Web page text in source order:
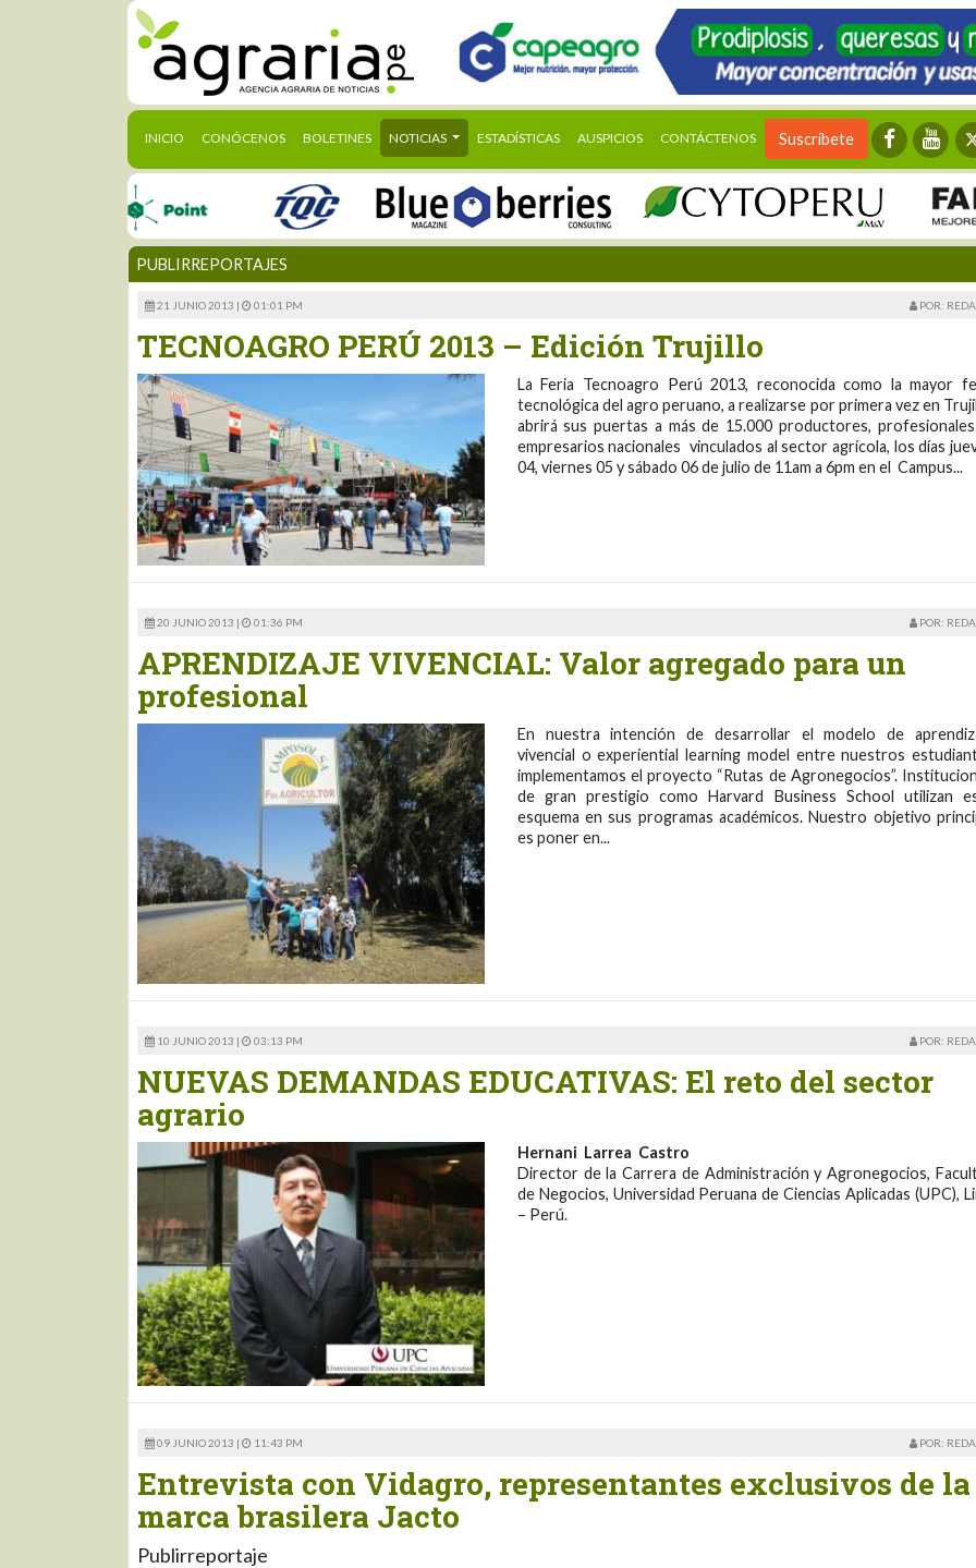
INICIO (CURRENT)
CONÓCENOS BOLETINES NOTICIAS ESTADÍSTICAS AUSPICIOS CONTÁCTENOS Suscríbete
PUBLIRREPORTAJES
21 JUNIO 2013 | 01:01 PM POR:
TECNOAGRO PERÚ 2013 – Edición Trujillo
La Feria Tecnoagro Perú 2013, reconocida como la mayor
tecnológica del agro peruano, a realizarse por primera vez en
abrirá sus puertas a más de 15.000 productores,
empresarios nacionales vinculados al sector agrícola, los días
04, viernes 05 y sábado 06 de julio de 11am a 6pm en el Campus...
20 JUNIO 2013 | 01:36 PM POR:
APRENDIZAJE VIVENCIAL: Valor agregado para un
profesional
En nuestra intención de desarrollar el modelo de
vivencial o experiential learning model entre nuestros
implementamos el proyecto “Rutas de Agronegocios”.
de gran prestigio como Harvard Business School utilizan
esquema en sus programas académicos. Nuestro objetivo
es poner en...
10 JUNIO 2013 | 03:13 PM POR:
NUEVAS DEMANDAS EDUCATIVAS: El reto del sector
agrario
Hernani Larrea Castro
Director de la Carrera de Administración y Agronegocios,
de Negocios, Universidad Peruana de Ciencias Aplicadas (UPC),
– Perú.
09 JUNIO 2013 | 11:43 PM POR:
Entrevista con Vidagro, representantes exclusivos de la
marca brasilera Jacto
Publirreportaje